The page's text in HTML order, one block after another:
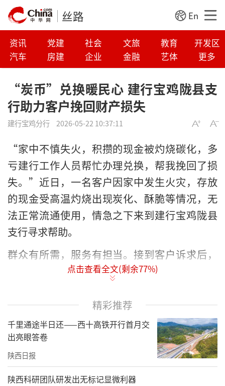
丝路 En
资讯 党建 社会 文旅 教育
开发区
汽车
房建 企业 金融 艺体 更多
“炭币”兑换暖民心 建行宝鸡陇县支
行助力客户挽回财产损失
建行宝鸡分行 2026-05-22 10:37:11
“家中不慎失火，积攒的现金被灼烧碳化，多
亏建行工作人员帮忙办理兑换，帮我挽回了损
失。”近日，一名客户因家中发生火灾，存放
的现金受高温灼烧出现炭化、酥脆等情况，无
法正常流通使用，情急之下来到建行宝鸡陇县
支行寻求帮助。
群众有所需，服务有担当。接到客户诉求后，
陇县支行第一时间启动特殊残损人民币兑换应
实际情况，支行安排专人全程对接协助，主动
联动分行金库、现金清分中心，开辟业务办理
绿色通道，落实特事特办、优先处置原则，最
大限度压缩业务办理时长，切实缓解客户焦虑
情绪。
点击查看全文(剩余77%)
精彩推荐
千里通途半日还——西十高铁开行首月交
出亮眼答卷
陕西日报
陕西科研团队研发出无标记显微利器